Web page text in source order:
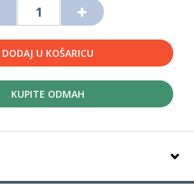
DODAJ U KOŠARICU
KUPITE ODMAH